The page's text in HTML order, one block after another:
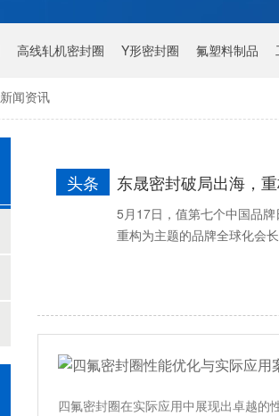
高线轧机密封圈 Y形密封圈 氟塑料制品
新闻资讯
东晟密封破局出海，
头条
5月17日，值第七个中国品
重构为主题的品牌全球化会
四氟密封圈在实际应用中展现出卓越的